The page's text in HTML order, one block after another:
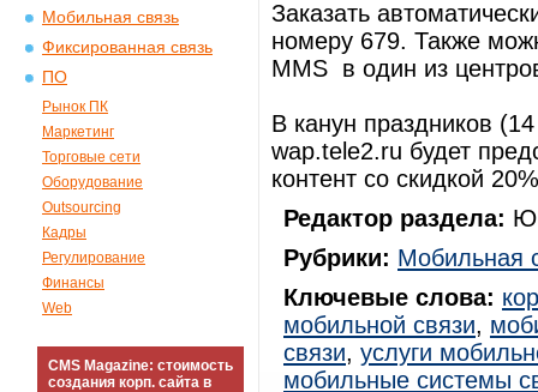
Мобильная связь
Фиксированная связь
ПО
Рынок ПК
Маркетинг
Торговые сети
Оборудование
Outsourcing
Кадры
Регулирование
Финансы
Web
CMS Magazine: стоимость
создания корп. сайта в
Заказать
номеру 679. Также
MMS в один из
В канун праздников
wap.tele2.ru будет
контент со скидкой
Редактор раздела:
Рубрики: Мобильная
Ключевые слова:
мобильной связи,
связи, услуги
мобильные системы